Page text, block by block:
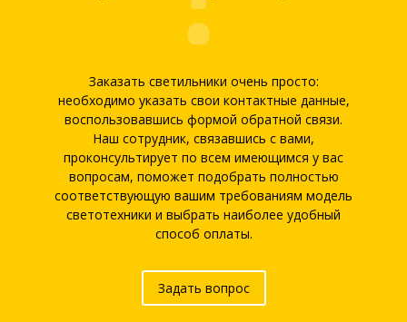
Заказать светильники очень просто:
необходимо указать свои контактные данные,
воспользовавшись формой обратной связи.
Наш сотрудник, связавшись с вами,
проконсультирует по всем имеющимся у вас
вопросам, поможет подобрать полностью
соответствующую вашим требованиям модель
светотехники и выбрать наиболее удобный
способ оплаты.
Задать вопрос